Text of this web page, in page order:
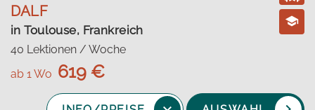
DALF
in Toulouse, Frankreich
40 Lektionen / Woche
ab 1 Wo 619 €